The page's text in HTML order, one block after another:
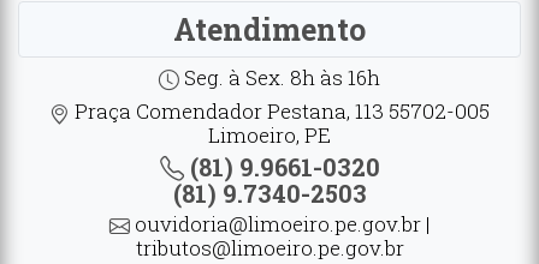
Atendimento
Seg. à Sex. 8h às 16h
Praça Comendador Pestana, 113 55702-005
Limoeiro, PE
(81) 9.9661-0320
(81) 9.7340-2503
ouvidoria@limoeiro.pe.gov.br |
tributos@limoeiro.pe.gov.br